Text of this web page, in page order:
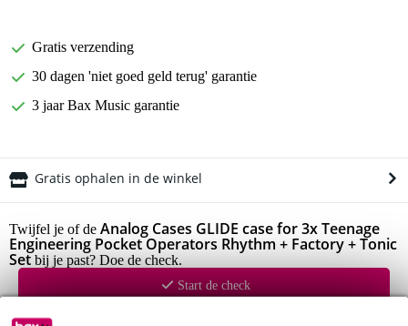
Gratis verzending
30 dagen 'niet goed geld terug' garantie
3 jaar Bax Music garantie
Gratis ophalen in de winkel
Twijfel je of de Analog Cases GLIDE case for 3x Teenage
Engineering Pocket Operators Rhythm + Factory + Tonic
Set bij je past? Doe de check.
Start de check